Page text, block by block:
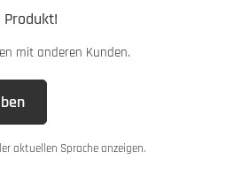
von 0 von 5 Sternen
mit anderen Kunden.
aktuellen Sprache anzeigen.